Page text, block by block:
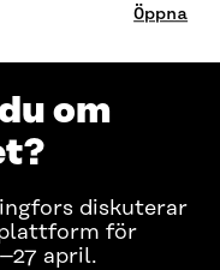
om
diskuterar
för
april.
Öppna